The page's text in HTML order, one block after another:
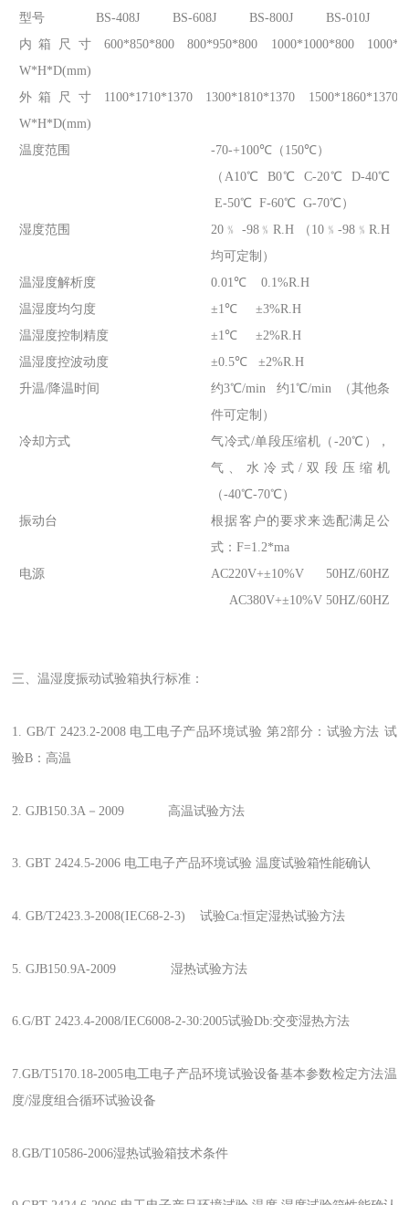
型号 BS-408J BS-608J BS-800J
BS-010J
内箱尺寸
W*H*D(mm)
600*850*800 800*950*800 1000*1000*800
外箱尺寸
W*H*D(mm)
1100*1710*1370 1300*1810*1370 1500*1860*1370
温度范围
-70-+100℃（150℃）
（A10℃ B0℃ C-20℃ D-40℃
E-50℃ F-60℃ G-70℃）
湿度范围
20﹪ -98﹪R.H （10﹪-98﹪R.H
均可定制）
温湿度解析度
0.01℃ 0.1%R.H
温湿度均匀度
±1℃ ±3%R.H
温湿度控制精度
±1℃ ±2%R.H
温湿度控波动度
±0.5℃ ±2%R.H
升温/降温时间
约3℃/min 约1℃/min （其他条
件可定制）
冷却方式
气冷式/单段压缩机（-20℃），
气、水冷式/双段压缩机
（-40℃-70℃）
振动台
根据客户的要求来选配满足公
式：F=1.2*ma
电源
AC220V+±10%V 50HZ/60HZ
AC380V+±10%V 50HZ/60HZ
三、温湿度振动试验箱执行标准：
1. GB/T 2423.2-2008 电工电子产品环境试验 第2部分：试验方法 试
验B：高温
2. GJB150.3A－2009 高温试验方法
3. GBT 2424.5-2006 电工电子产品环境试验 温度试验箱性能确认
4. GB/T2423.3-2008(IEC68-2-3) 试验Ca:恒定湿热试验方法
5. GJB150.9A-2009 湿热试验方法
6.G/BT 2423.4-2008/IEC6008-2-30:2005试验Db:交变湿热方法
7.GB/T5170.18-2005电工电子产品环境试验设备基本参数检定方法温
度/湿度组合循环试验设备
8.GB/T10586-2006湿热试验箱技术条件